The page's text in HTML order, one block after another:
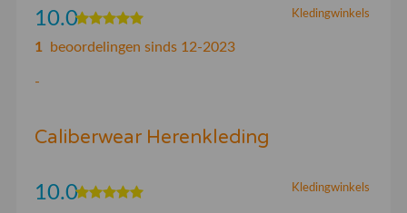
Kledingwinkels
10.0
1beoordelingen sinds 12-2023
-
Caliberwear Herenkleding
Kledingwinkels
10.0